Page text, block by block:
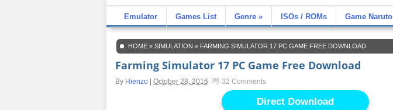
Emulator Games List Genre » ISOs / ROMs Game Naruto
HOME » SIMULATION » FARMING SIMULATOR 17 PC GAME FREE DOWNLOAD
Farming Simulator 17 PC Game Free Download
By Hienzo October 28, 2016 32 Comments
Direct Download